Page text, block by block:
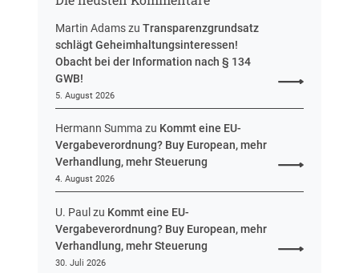
r
Martin AdamszuTransparenzgrundsatz
schlägt Geheimhaltungsinteressen!
Obacht bei der Information nach § 134
GWB!
5. August 2026
Hermann Summa zu Kommt eine EU-
Vergabeverordnung? Buy European, mehr
Verhandlung, mehr Steuerung
4. August 2026
U. Paul zu Kommt eine EU-
Vergabeverordnung? Buy European, mehr
Verhandlung, mehr Steuerung
30. Juli 2026